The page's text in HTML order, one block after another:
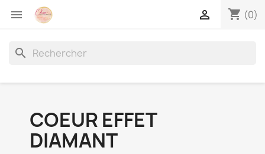
 shopping_cart (0)

search
COEUR EFFET
DIAMANT